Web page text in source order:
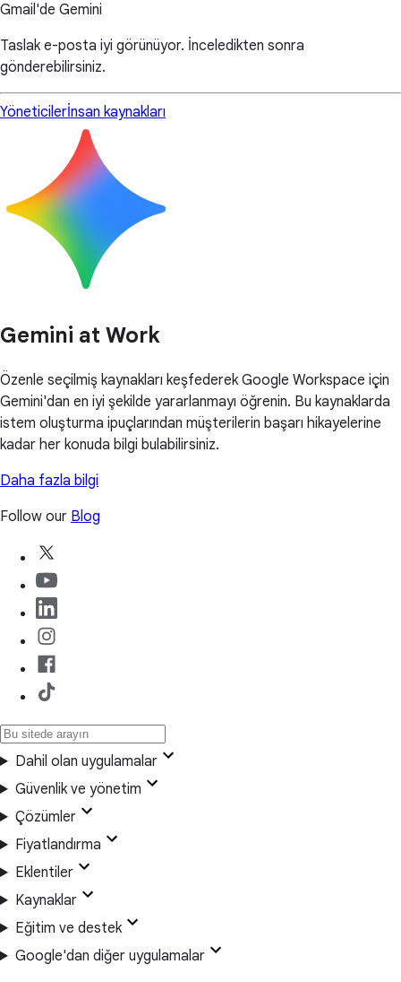
Gmail'de Gemini
Taslak e-posta iyi görünüyor. İnceledikten sonra
gönderebilirsiniz.
Yöneticilerİnsan kaynakları
Gemini at Work
Özenle seçilmiş kaynakları keşfederek Google Workspace için
Gemini'dan en iyi şekilde yararlanmayı öğrenin. Bu kaynaklarda
istem oluşturma ipuçlarından müşterilerin başarı hikayelerine
kadar her konuda bilgi bulabilirsiniz.
Daha fazla bilgi
Follow our Blog
Dahil olan uygulamalar
Güvenlik ve yönetim
Çözümler
Fiyatlandırma
Eklentiler
Kaynaklar
Eğitim ve destek
Google'dan diğer uygulamalar